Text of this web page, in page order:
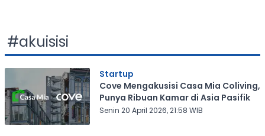
#akuisisi
Startup
Cove Mengakusisi Casa Mia Coliving,
Punya Ribuan Kamar di Asia Pasifik
Senin 20 April 2026, 21:58 WIB